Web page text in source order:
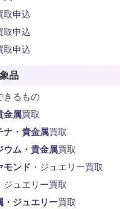
取申込
取申込
取申込
品
きるもの
金属買取
ナ・貴金属買取
ウム・貴金属買取
モンド ・ジュエリー買取
ジュエリー買取
・ジュエリー買取